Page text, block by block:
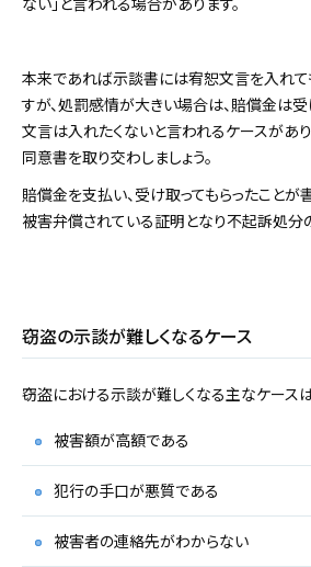
本来であれば示談書には宥恕文言を入れて
すが、処罰感情が大きい場合は、賠償金は
文言は入れたくないと言われるケースがあり
同意書を取り交わしましょう。
賠償金を支払い、受け取ってもらったことが
被害弁償されている証明となり不起訴処分
窃盗の示談が難しくなるケース
窃盗における示談が難しくなる主なケースは
被害額が高額である
犯行の手口が悪質である
被害者の連絡先がわからない